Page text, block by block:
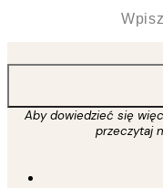
Aby dowiedzieć się
przeczytaj